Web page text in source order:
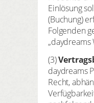
Einlösung
(Buchung)
Folgenden
„daydreams
(3)
daydreams
Recht,